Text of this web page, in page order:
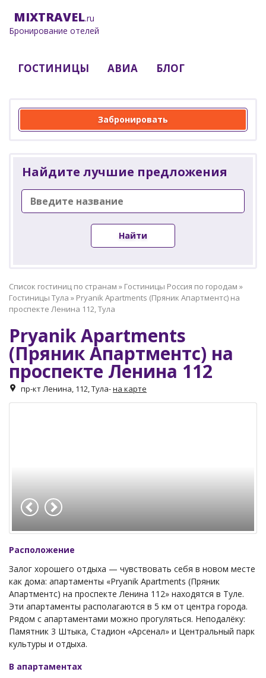
MIXTRAVEL.ru
Бронирование отелей
ГОСТИНИЦЫ АВИА БЛОГ
Забронировать
Найдите лучшие предложения
Найти
Список гостиниц по странам » Гостиницы Россия по городам »
Гостиницы Тула » Pryanik Apartments (Пряник Апартментс) на
проспекте Ленина 112, Тула
Pryanik Apartments
(Пряник Апартментс) на
проспекте Ленина 112
пр-кт Ленина, 112, Тула-на карте
Расположение
Залог хорошего отдыха — чувствовать себя в новом месте
как дома: апартаменты «Pryanik Apartments (Пряник
Апартментс) на проспекте Ленина 112» находятся в Туле.
Эти апартаменты располагаются в 5 км от центра города.
Рядом с апартаментами можно прогуляться. Неподалёку:
Памятник 3 Штыка, Стадион «Арсенал» и Центральный парк
культуры и отдыха.
В апартаментах